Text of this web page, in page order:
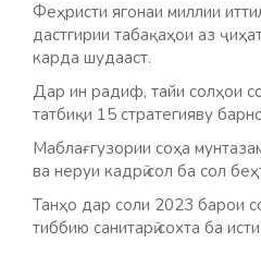
Феҳристи ягонаи миллии
дастгирии табақаҳои аз
карда шудааст.
Дар ин радиф, тайи солҳои
татбиқи 15 стратегияву
Маблағгузории соҳа
ва неруи кадрӣ сол ба сол
Танҳо дар соли 2023 барои
тиббию санитарӣ сохта ба